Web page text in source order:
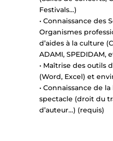
Festivals…)
• Connaissance des
Organismes
d’aides à la culture
ADAMI, SPEDIDAM,
• Maîtrise des outils
(Word, Excel) et
• Connaissance de
spectacle (droit du
d’auteur…) (requis)